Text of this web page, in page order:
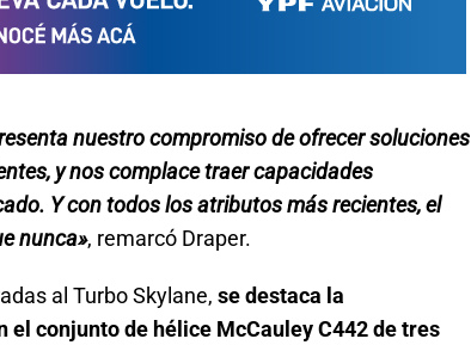
nuestro compromiso de ofrecer soluciones
y nos complace traer capacidades
Y con todos los atributos más recientes, el
nunca», remarcó Draper.
al Turbo Skylane, se destaca la
conjunto de hélice McCauley C442 de tres